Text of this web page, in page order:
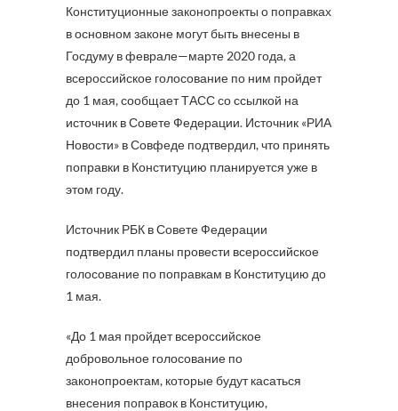
Конституционные законопроекты о поправках
в основном законе могут быть внесены в
Госдуму в феврале—марте 2020 года, а
всероссийское голосование по ним пройдет
до 1 мая, сообщает ТАСС со ссылкой на
источник в Совете Федерации. Источник «РИА
Новости» в Совфеде подтвердил, что принять
поправки в Конституцию планируется уже в
этом году.
Источник РБК в Совете Федерации
подтвердил планы провести всероссийское
голосование по поправкам в Конституцию до
1 мая.
«До 1 мая пройдет всероссийское
добровольное голосование по
законопроектам, которые будут касаться
внесения поправок в Конституцию,